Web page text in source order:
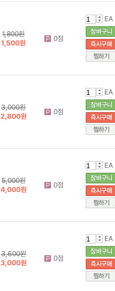
1,800원
1,500원
0점
EA
3,000원
2,800원
0점
EA
5,000원
4,000원
0점
EA
3,600원
3,000원
0점
EA